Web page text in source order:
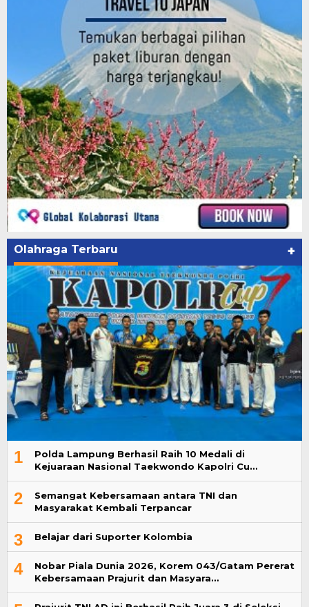
Olahraga Terbaru +
1
Polda Lampung Berhasil Raih 10 Medali di
Kejuaraan Nasional Taekwondo Kapolri Cu…
2
Semangat Kebersamaan antara TNI dan
Masyarakat Kembali Terpancar
3 Belajar dari Suporter Kolombia
4
Nobar Piala Dunia 2026, Korem 043/Gatam Pererat
Kebersamaan Prajurit dan Masyara…